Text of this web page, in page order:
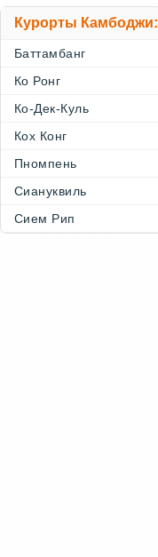
Курорты Камбоджи:
Баттамбанг
Ко Ронг
Ко-Дек-Куль
Кох Конг
Пномпень
Сиануквиль
Сием Рип